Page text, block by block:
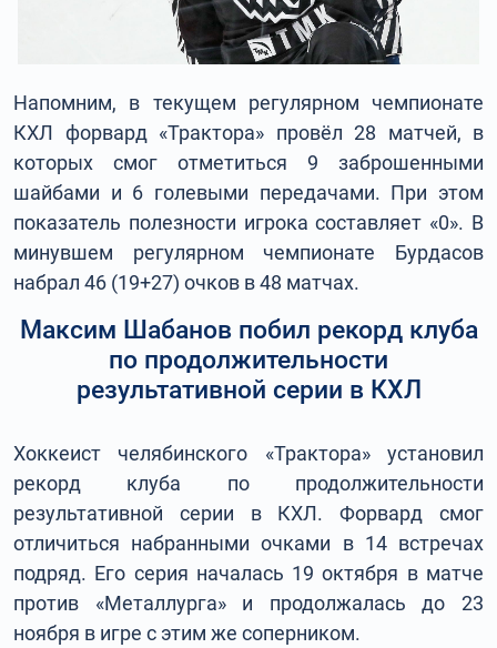
Напомним, в текущем регулярном чемпионате
КХЛ форвард «Трактора» провёл 28 матчей, в
которых смог отметиться 9 заброшенными
шайбами и 6 голевыми передачами. При этом
показатель полезности игрока составляет «0». В
минувшем регулярном чемпионате Бурдасов
набрал 46 (19+27) очков в 48 матчах.
Максим Шабанов побил рекорд клуба
по продолжительности
результативной серии в КХЛ
Хоккеист челябинского «Трактора» установил
рекорд клуба по продолжительности
результативной серии в КХЛ. Форвард смог
отличиться набранными очками в 14 встречах
подряд. Его серия началась 19 октября в матче
против «Металлурга» и продолжалась до 23
ноября в игре с этим же соперником.